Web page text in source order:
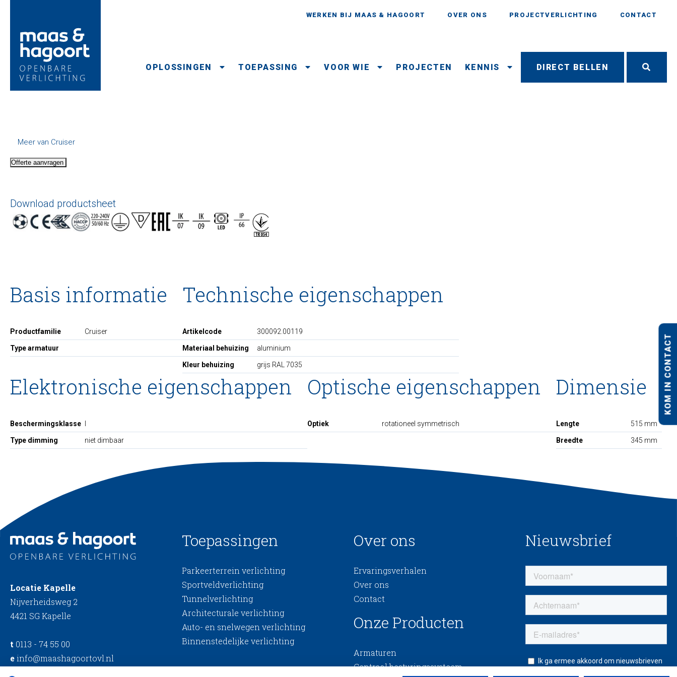
KOM IN CONTACT
WERKEN BIJ MAAS & HAGOORT OVER ONS PROJECTVERLICHTING CONTACT
OPLOSSINGEN TOEPASSING VOOR WIE PROJECTEN KENNIS DIRECT BELLEN
Meer van Cruiser
Offerte aanvragen
Download productsheet
Basis informatie
Productfamilie Cruiser
Type armatuur
Technische eigenschappen
Artikelcode 300092.00119
Materiaal behuizing aluminium
Kleur behuizing grijs RAL 7035
Elektronische eigenschappen
Beschermingsklasse
Type dimming niet dimbaar
Optische eigenschappen
Optiek rotationeel symmetrisch
Dimensie
Lengte 515 mm
Breedte 345 mm
Locatie Kapelle
Nijverheidsweg 2
4421 SG Kapelle
t 0113 - 74 55 00
einfo@maashagoortovl.nl
Toepassingen
Parkeerterrein verlichting
Sportveldverlichting
Tunnelverlichting
Architecturale verlichting
Auto- en snelwegen verlichting
Binnenstedelijke verlichting
Over ons
Ervaringsverhalen
Over ons
Contact
Onze Producten
Armaturen
Centraal besturingssysteem
Nieuwsbrief